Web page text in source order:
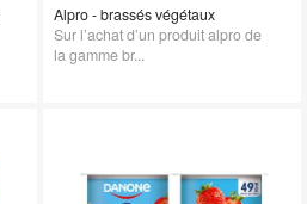
Alpro - brassés végétaux
Sur l’achat d’un produit alpro de
la gamme br...